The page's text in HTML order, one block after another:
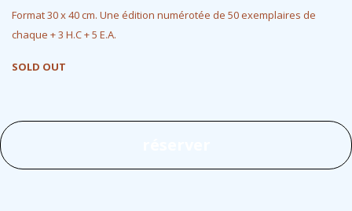
Format 30 x 40 cm. Une édition numérotée de 50 exemplaires de
chaque + 3 H.C + 5 E.A.
SOLD OUT